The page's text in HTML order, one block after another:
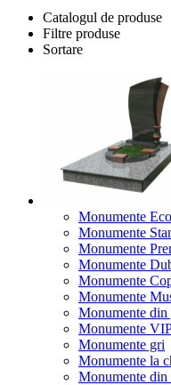
Catalogul de produse
Filtre produse
Sortare
Monumente
Monumente
Monumente
Monumente
Monumente
Monumente
Monumente din
Monumente
Monumente gri
Monumente la
Monumente din